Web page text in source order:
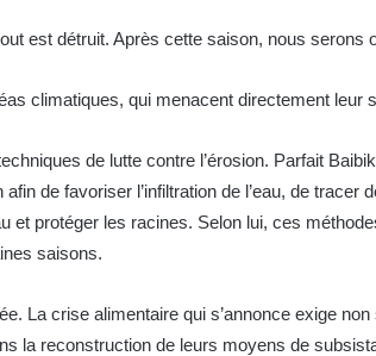
est détruit. Après cette saison, nous serons
climatiques, qui menacent directement leur
de lutte contre l’érosion. Parfait
de favoriser l’infiltration de l’eau, de
et protéger les racines. Selon lui, ces
saisons.
La crise alimentaire qui s’annonce exige
la reconstruction de leurs moyens de